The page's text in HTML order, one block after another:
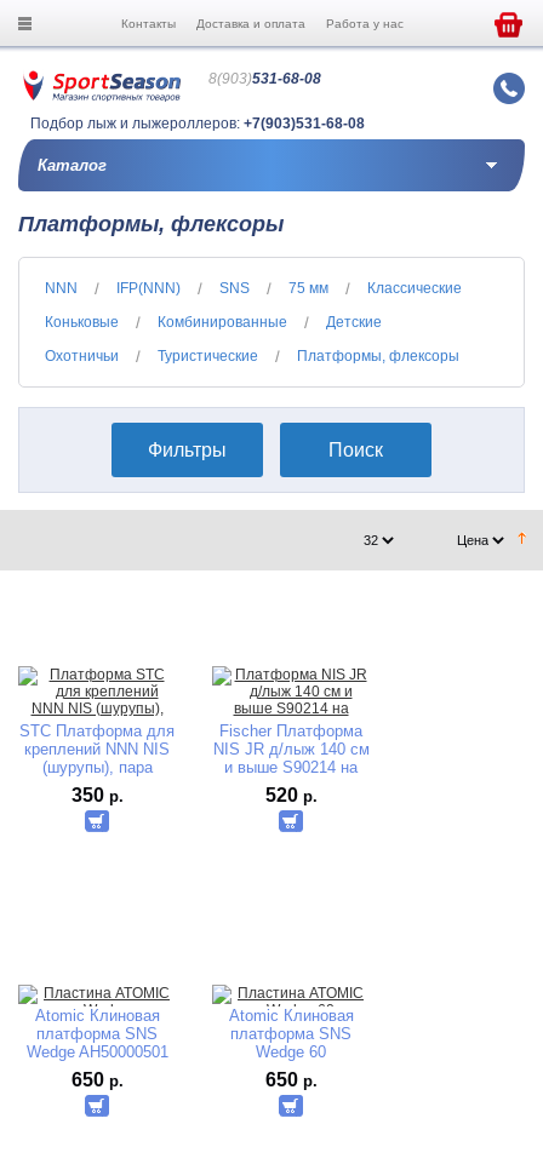
Контакты Доставка и оплата Работа у нас
8(903)531-68-08
Подбор лыж и лыжероллеров: +7(903)531-68-08
Каталог
Платформы, флексоры
NNN IFP(NNN) SNS 75 мм
Классические
Коньковые
Комбинированные
Детские
Охотничьи
Туристические Платформы, флексоры
Фильтры Поиск
STC Платформа для
креплений NNN NIS
(шурупы), пара
350 р.
Fischer Платформа
NIS JR д/лыж 140 см
и выше S90214 на
шурупах
520 р.
Atomic Клиновая
платформа SNS
Wedge AH50000501
650 р.
Atomic Клиновая
платформа SNS
Wedge 60
AH50000521
650 р.